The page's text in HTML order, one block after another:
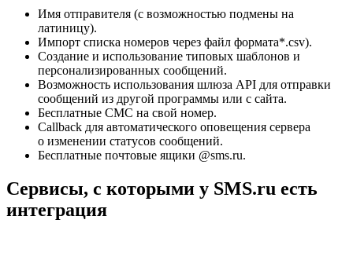
Имя отправителя (с возможностью подмены на
латиницу).
Импорт списка номеров через файл формата*.csv).
Создание и использование типовых шаблонов и
персонализированных сообщений.
Возможность использования шлюза API для отправки
сообщений из другой программы или с сайта.
Бесплатные СМС на свой номер.
Callback для автоматического оповещения сервера
о изменении статусов сообщений.
Бесплатные почтовые ящики @sms.ru.
Сервисы, с которыми у SMS.ru есть
интеграция